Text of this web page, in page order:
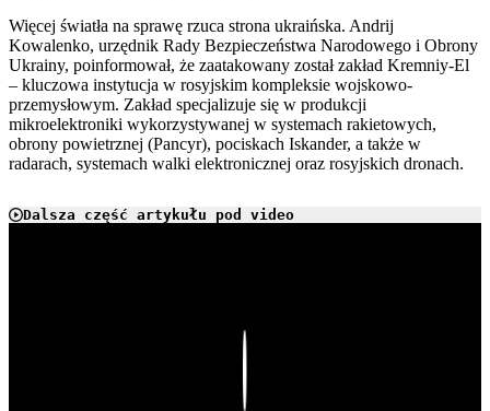
Więcej światła na sprawę rzuca strona ukraińska. Andrij
Kowalenko, urzędnik Rady Bezpieczeństwa Narodowego i Obrony
Ukrainy, poinformował, że zaatakowany został zakład Kremniy-El
– kluczowa instytucja w rosyjskim kompleksie wojskowo-
przemysłowym. Zakład specjalizuje się w produkcji
mikroelektroniki wykorzystywanej w systemach rakietowych,
obrony powietrznej (Pancyr), pociskach Iskander, a także w
radarach, systemach walki elektronicznej oraz rosyjskich dronach.
Dalsza część artykułu pod video